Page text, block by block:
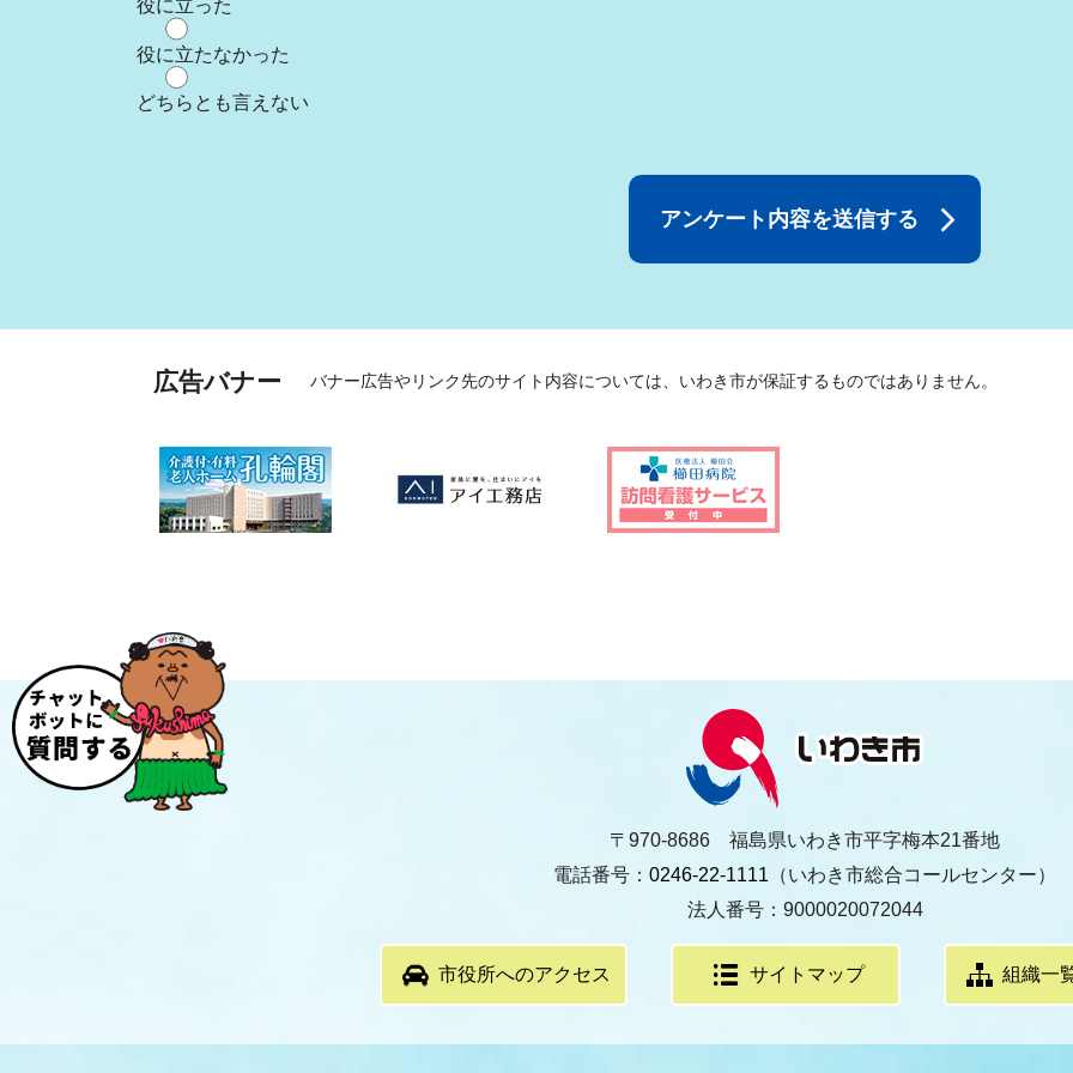
役に立った
役に立たなかった
どちらとも言えない
広告バナー バナー広告やリンク先のサイト内容については、いわき市が保証するものではありません。
〒970-8686 福島県いわき市平字梅本21番地
電話番号： 0246-22-1111 （いわき市総合コールセンター）
法人番号：9000020072044
市役所へのアクセス サイトマップ 組織一